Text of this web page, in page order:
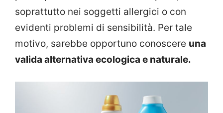
soprattutto nei soggetti allergici o con
evidenti problemi di sensibilità. Per tale
motivo, sarebbe opportuno conoscere una
valida alternativa ecologica e naturale.